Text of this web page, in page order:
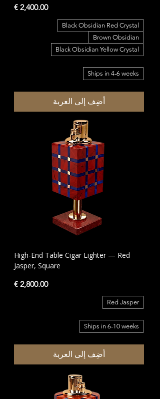
السعر
Black Obsidian Red Crystal
Brown Obsidian
Black Obsidian Yellow Crystal
Ships in 4-6 weeks
أضِف إلى العربة
High-End Table Cigar Lighter — Red
Jasper, Square
السعر
Red Jasper
Ships in 6-10 weeks
أضِف إلى العربة